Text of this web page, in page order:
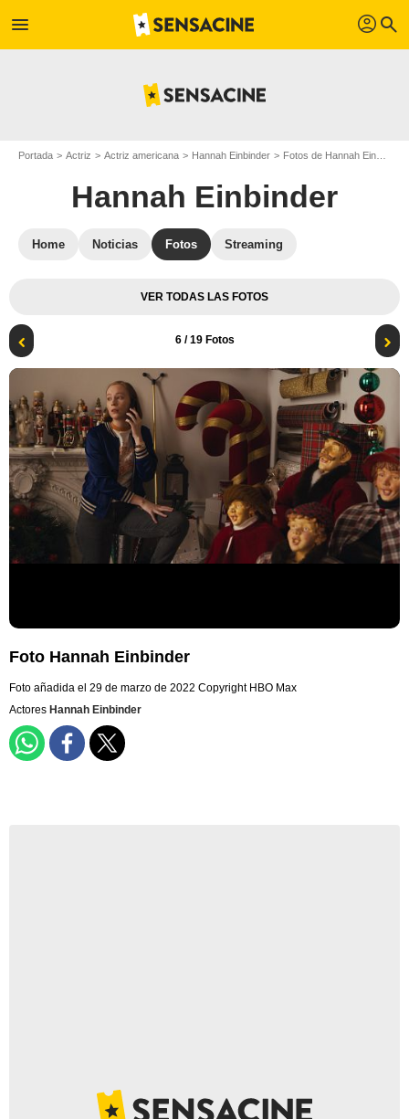
menu profil search
Portada Actriz Actriz americana Hannah Einbinder Fotos de Hannah Einbinder
Hannah Einbinder
Home Noticias Fotos Streaming
VER TODAS LAS FOTOS
6/ 19 Fotos
Foto Hannah Einbinder
Foto añadida el 29 de marzo de 2022 Copyright HBO Max
Actores Hannah Einbinder